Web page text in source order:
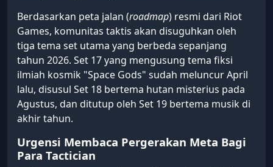
Berdasarkan peta jalan (roadmap) resmi dari Riot
Games, komunitas taktis akan disuguhkan oleh
tiga tema set utama yang berbeda sepanjang
tahun 2026. Set 17 yang mengusung tema fiksi
ilmiah kosmik "Space Gods" sudah meluncur April
lalu, disusul Set 18 bertema hutan misterius pada
Agustus, dan ditutup oleh Set 19 bertema musik di
akhir tahun.
Urgensi Membaca Pergerakan Meta Bagi
Para Tactician